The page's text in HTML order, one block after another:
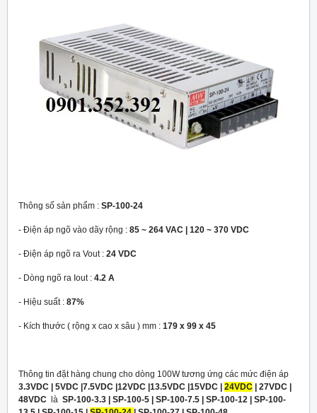
Thông số sản phẩm : SP-100-24
- Điện áp ngõ vào dãy rộng : 85 ~ 264 VAC | 120 ~ 370 VDC
- Điện áp ngõ ra Vout : 24 VDC
- Dòng ngõ ra Iout : 4.2 A
- Hiệu suất : 87%
- Kích thước ( rộng x cao x sâu ) mm : 179 x 99 x 45
Thông tin đặt hàng chung cho dòng 100W tương ứng các mức điện áp
3.3VDC | 5VDC |7.5VDC |12VDC |13.5VDC |15VDC | 24VDC | 27VDC |
48VDC
là SP-100-3.3 | SP-100-5 | SP-100-7.5 | SP-100-12 | SP-100-